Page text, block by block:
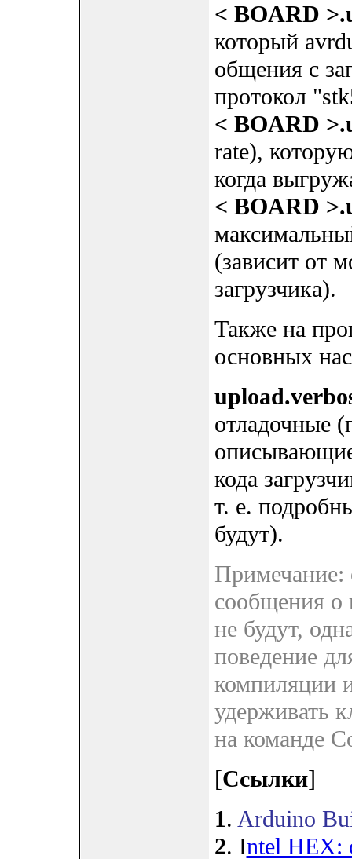
< BOARD
который
общения с
протокол
< BOARD
rate),
когда
< BOARD
(зависит от
загрузчика).
Также на
основных
отладочные
описывающие
кода
т. е.
будут).
Примечание:
сообщения о
не будут,
поведение
компиляции
удерживать
на команде
[Ссылки]
1. Arduino
2. Intel HEX: